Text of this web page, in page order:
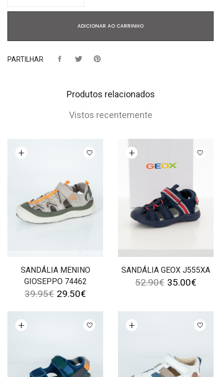
ADICIONAR AO CARRINHO
PARTILHAR
Produtos relacionados
Vistos recentemente
SANDÁLIA MENINO
GIOSEPPO 74462
opções
39.95€ 29.50€
SANDÁLIA GEOX J555XA
Ver opções
52.90€ 35.00€
opções Ver opções